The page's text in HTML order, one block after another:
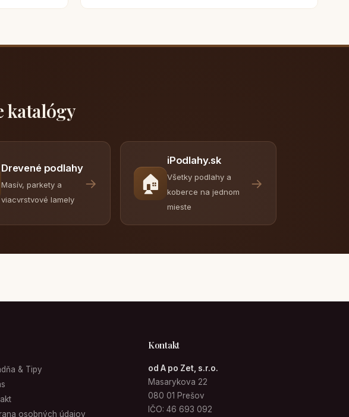
katalógy
Drevené podlahy
Masív, parkety a
viacvrstvové lamely
→ 🏠
iPodlahy.sk
Všetky podlahy a
koberce na jednom
mieste
→
& Tipy
osobných údajov
Kontakt
od A po Zet, s.r.o.
Masarykova 22
080 01 Prešov
IČO: 46 693 092